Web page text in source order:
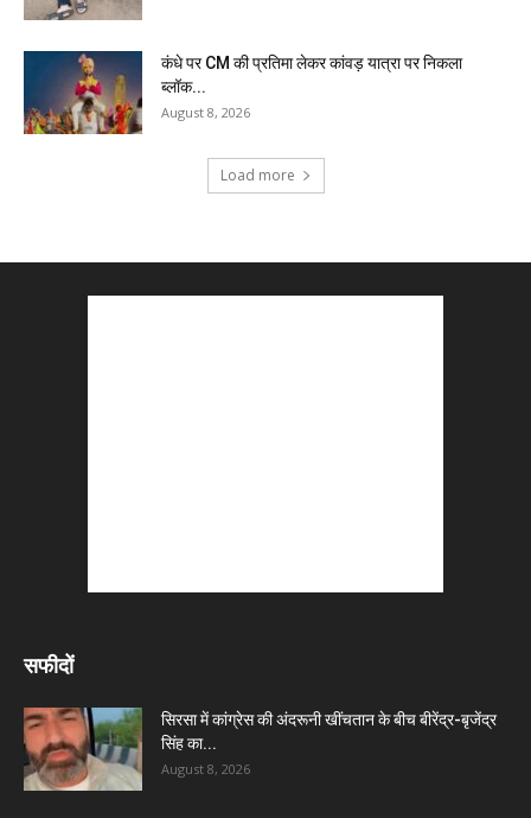
कंधे पर CM की प्रतिमा लेकर कांवड़ यात्रा पर निकला
ब्लॉक...
August 8, 2026
Load more
सफीदों
सिरसा में कांग्रेस की अंदरूनी खींचतान के बीच बीरेंद्र-बृजेंद्र
सिंह का...
August 8, 2026